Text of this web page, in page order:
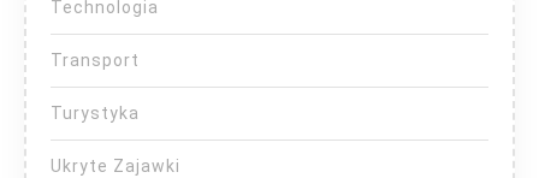
Technologia
Transport
Turystyka
Ukryte Zajawki